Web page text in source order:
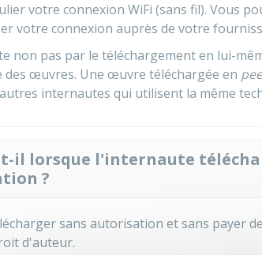
votre connexion WiFi (sans fil). Vous
votre connexion auprès de votre
non pas par le téléchargement en lui-
des œuvres. Une œuvre téléchargée en
internautes qui utilisent la même
t-il lorsque l'internaute
?
sans autorisation et sans payer
d'auteur.